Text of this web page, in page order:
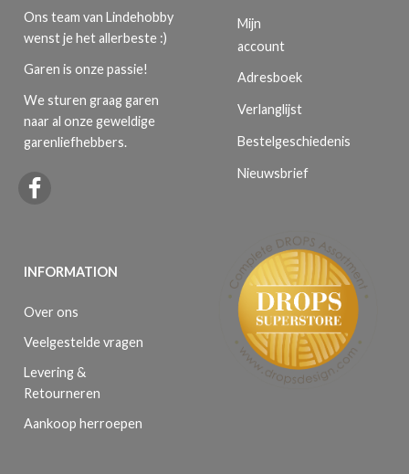
Ons team van Lindehobby
wenst je het allerbeste :)
Garen is onze passie!
We sturen graag garen
naar al onze geweldige
garenliefhebbers.
INFORMATION
Over ons
Veelgestelde vragen
Levering &
Retourneren
Aankoop herroepen
Mijn
account
Adresboek
Verlanglijst
Bestelgeschiedenis
Nieuwsbrief